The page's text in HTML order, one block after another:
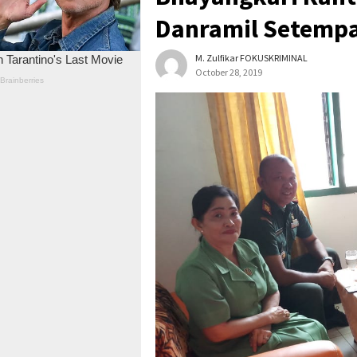
Danramil
M. Zulfikar FOKUSKRIMINAL
October 28, 2019